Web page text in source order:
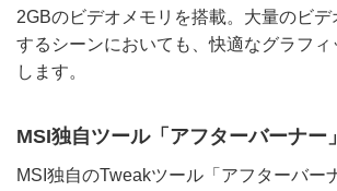
2GBのビデオメモリを搭載。大量のビデ
するシーンにおいても、快適なグラフィ
します。
MSI独自ツール「アフターバーナー」
MSI独自のTweakツール「アフターバー